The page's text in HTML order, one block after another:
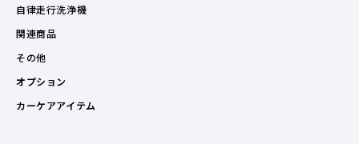
自律走行洗浄機
関連商品
その他
オプション
カーケアアイテム